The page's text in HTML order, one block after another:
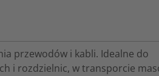
przewodów i kabli. Idealne do
i rozdzielnic, w transporcie